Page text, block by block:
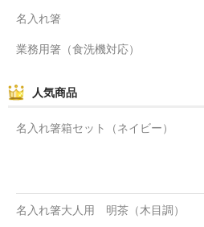
名入れ箸
業務用箸（食洗機対応）
人気商品
名入れ箸箱セット（ネイビー）
名入れ箸大人用 明茶（木目調）